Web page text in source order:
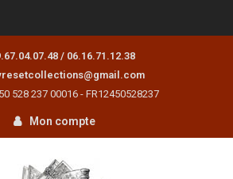
/ 06.16.71.12.38
528 237 00016 - FR12450528237
Mon compte